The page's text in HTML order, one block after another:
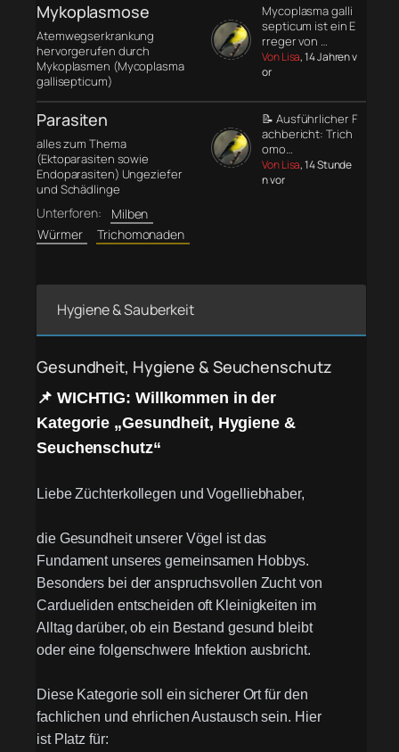
Mykoplasmose
Atemwegserkrankung
hervorgerufen durch
Mykoplasmen (Mycoplasma
gallisepticum)
Mycoplasma galli
septicum ist ein E
rreger von …
Von Lisa, 14 Jahren v
or
Parasiten
alles zum Thema
(Ektoparasiten sowie
Endoparasiten) Ungeziefer
und Schädlinge
Unterforen:
Milben
Würmer
Trichomonaden
📝 Ausführlicher F
achbericht: Trich
omo…
Von Lisa, 14 Stunde
n vor
Hygiene & Sauberkeit
Gesundheit, Hygiene & Seuchenschutz
📌 WICHTIG: Willkommen in der
Kategorie „Gesundheit, Hygiene &
Seuchenschutz“
Liebe Züchterkollegen und Vogelliebhaber,
die Gesundheit unserer Vögel ist das
Fundament unseres gemeinsamen Hobbys.
Besonders bei der anspruchsvollen Zucht von
Cardueliden entscheiden oft Kleinigkeiten im
Alltag darüber, ob ein Bestand gesund bleibt
oder eine folgenschwere Infektion ausbricht.
Diese Kategorie soll ein sicherer Ort für den
fachlichen und ehrlichen Austausch sein. Hier
ist Platz für: